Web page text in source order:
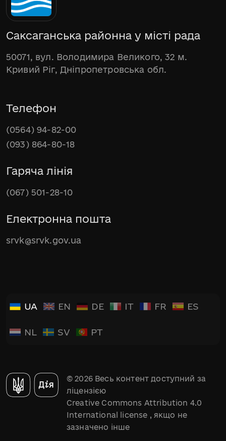
Саксаганська районна у місті рада
50071, вул. Володимира Великого, 32 м.
Кривий Ріг, Дніпропетровська обл.
Телефон
(0564) 94-82-00
(093) 864-80-18
Гаряча лінія
(067) 501-28-10
Електронна пошта
srvk@srvk.gov.ua
UA EN DE IT FR ES
NL SV PT
© 2026 Весь контент доступний за
ліцензією
Creative Commons Attribution 4.0
International license , якщо не
зазначено інше